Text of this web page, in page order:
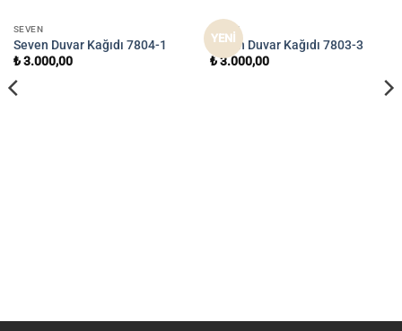
SEVEN
Seven Duvar Kağıdı 7804-1
₺3.000,00
YENİ
SEVEN
Seven Duvar Kağıdı 7803-3
₺3.000,00